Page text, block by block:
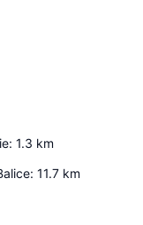
: 1.3 km
: 11.7 km